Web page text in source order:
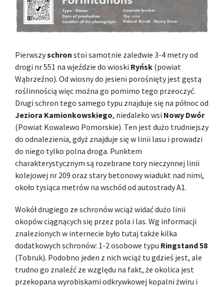
Pierwszyschron stoi samotnie zaledwie 3-4 metry od
drogi nr 551 na wjeździe do wioski Ryńsk (powiat
Wąbrzeźno). Od wiosny do jesieni porośnięty jest gęstą
roślinnością więc można go pomimo tego przeoczyć.
Drugi schron tego samego typu znajduje się na północ od
Jeziora Kamionkowskiego, niedaleko wsi Nowy Dwór
(Powiat Kowalewo Pomorskie). Ten jest dużo trudniejszy
do odnalezienia, gdyż znajduje się w linii lasu i prowadzi
do niego tylko polna droga. Punktem
charakterystycznym są rozebrane tory nieczynnej linii
kolejowej nr 209 oraz stary betonowy wiadukt nad nimi,
około tysiąca metrów na wschód od autostrady A1.
Wokół drugiego ze schronów wciąż widać dużo linii
okopów ciągnących się przez pola i las. Wg informacji
znalezionych w internecie było tutaj także kilka
dodatkowych schronów: 1-2 osobowe typu Ringstand 58
(Tobruk). Podobno jeden z nich wciąż tu gdzieś jest, ale
trudno go znaleźć ze względu na fakt, że okolica jest
przekopana wyrobiskami odkrywkowej kopalni żwiru i